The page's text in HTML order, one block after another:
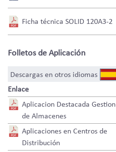
Ficha técnica SOLID 120A3-2
Folletos de Aplicación
Descargas en otros idiomas
Enlace
Aplicacion Destacada Gestion
de Almacenes
Aplicaciones en Centros de
Distribución